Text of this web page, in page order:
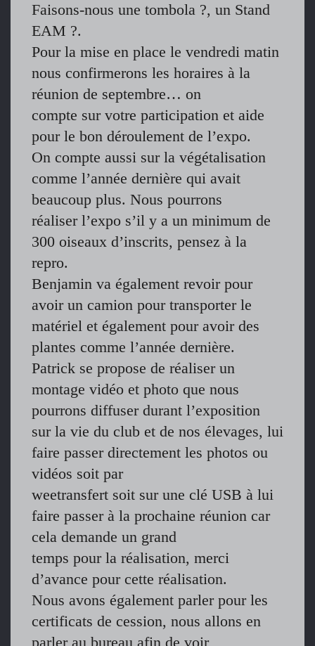
Faisons-nous une tombola ?, un Stand
EAM ?.
Pour la mise en place le vendredi matin
nous confirmerons les horaires à la
réunion de septembre… on
compte sur votre participation et aide
pour le bon déroulement de l’expo.
On compte aussi sur la végétalisation
comme l’année dernière qui avait
beaucoup plus. Nous pourrons
réaliser l’expo s’il y a un minimum de
300 oiseaux d’inscrits, pensez à la
repro.
Benjamin va également revoir pour
avoir un camion pour transporter le
matériel et également pour avoir des
plantes comme l’année dernière.
Patrick se propose de réaliser un
montage vidéo et photo que nous
pourrons diffuser durant l’exposition
sur la vie du club et de nos élevages, lui
faire passer directement les photos ou
vidéos soit par
weetransfert soit sur une clé USB à lui
faire passer à la prochaine réunion car
cela demande un grand
temps pour la réalisation, merci
d’avance pour cette réalisation.
Nous avons également parler pour les
certificats de cession, nous allons en
parler au bureau afin de voir